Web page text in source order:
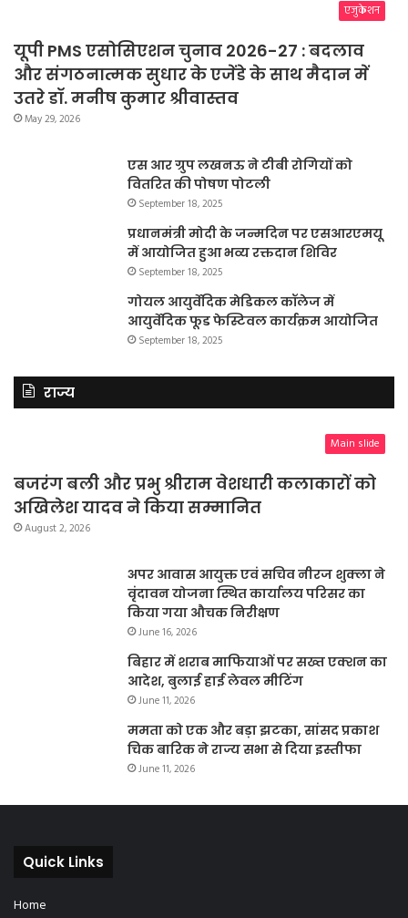
एजुकेशन
यूपी PMS एसोसिएशन चुनाव 2026-27 : बदलाव
और संगठनात्मक सुधार के एजेंडे के साथ मैदान में
उतरे डॉ. मनीष कुमार श्रीवास्तव
May 29, 2026
एस आर ग्रुप लखनऊ ने टीबी रोगियों को
वितरित की पोषण पोटली
September 18, 2025
प्रधानमंत्री मोदी के जन्मदिन पर एसआरएमयू
में आयोजित हुआ भव्य रक्तदान शिविर
September 18, 2025
गोयल आयुर्वेदिक मेडिकल कॉलेज में
आयुर्वेदिक फूड फेस्टिवल कार्यक्रम आयोजित
September 18, 2025
राज्य
Main slide
बजरंग बली और प्रभु श्रीराम वेशधारी कलाकारों को
अखिलेश यादव ने किया सम्मानित
August 2, 2026
अपर आवास आयुक्त एवं सचिव नीरज शुक्ला ने
वृंदावन योजना स्थित कार्यालय परिसर का
किया गया औचक निरीक्षण
June 16, 2026
बिहार में शराब माफियाओं पर सख्त एक्शन का
आदेश, बुलाई हाई लेवल मीटिंग
June 11, 2026
ममता को एक और बड़ा झटका, सांसद प्रकाश
चिक बारिक ने राज्य सभा से दिया इस्तीफा
June 11, 2026
Quick Links
Home